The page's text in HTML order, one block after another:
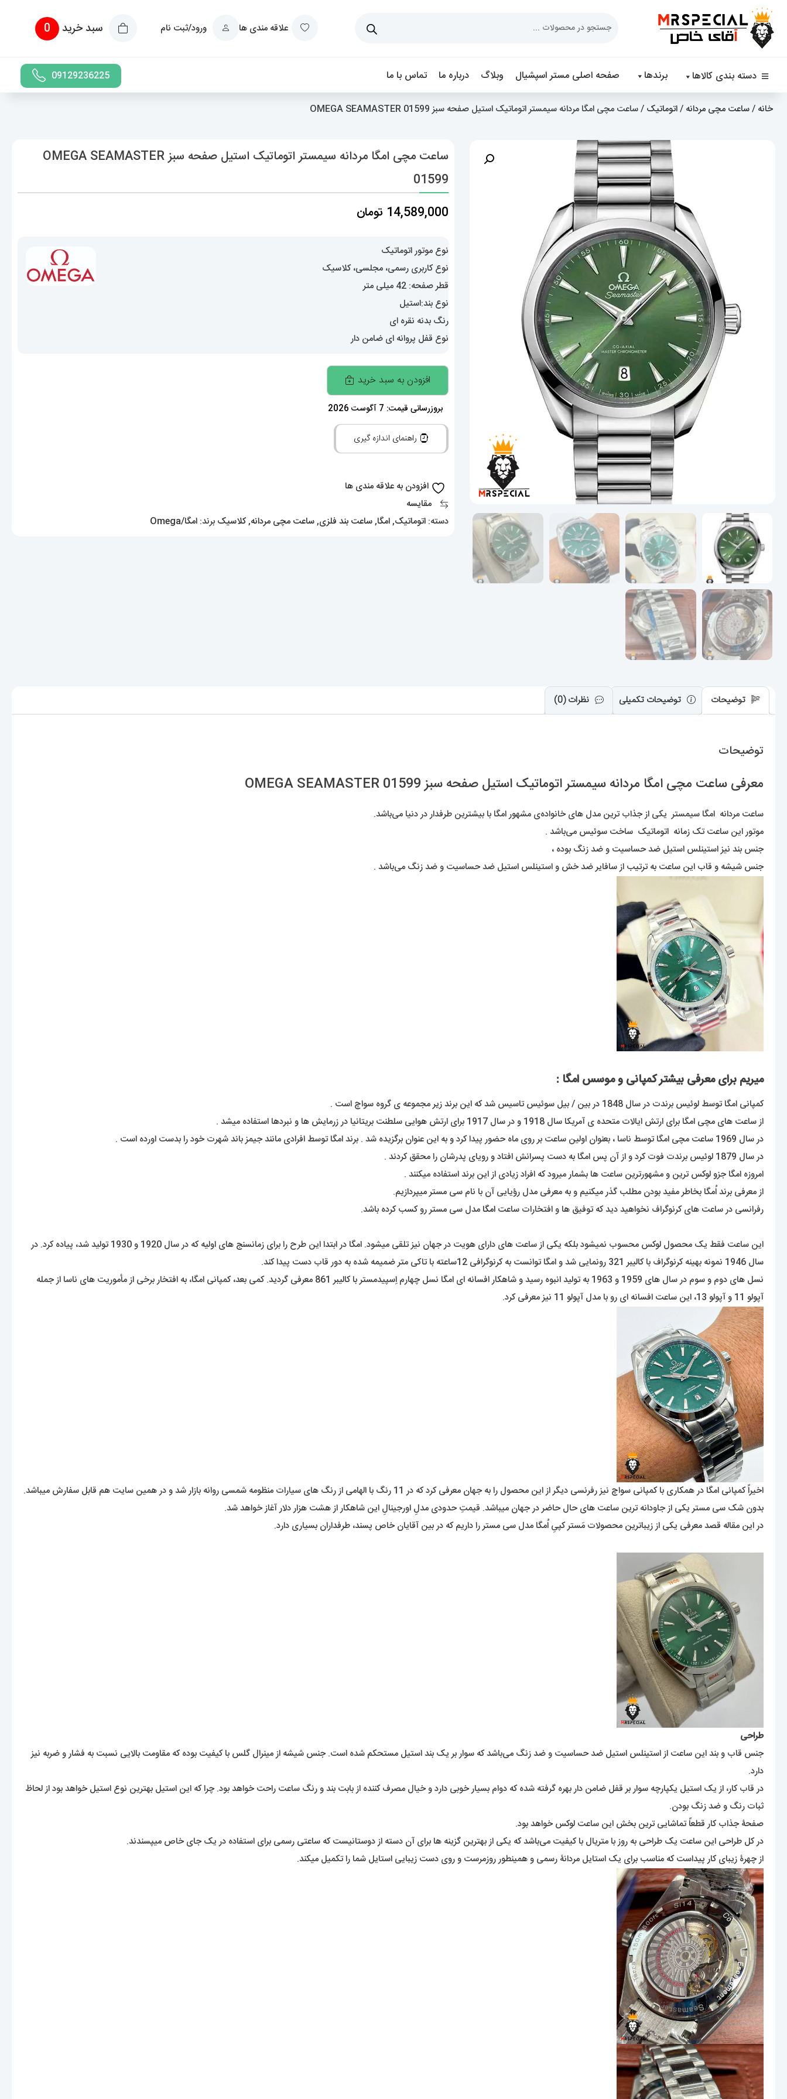
علاقه مندی ها ورود/ثبت نام سبد خرید 0
دسته بندی کالاها برندها صفحه اصلی مستر اسپشیال وبلاگ درباره ما تماس با ما 09129236225
خانه /ساعت مچی مردانه /اتوماتیک / ساعت مچی امگا مردانه سیمستر اتوماتیک استیل صفحه سبز OMEGA SEAMASTER 01599
ساعت مچی امگا مردانه سیمستر اتوماتیک استیل صفحه سبز OMEGA SEAMASTER
01599
14,589,000 تومان
نوع موتور اتوماتیک
نوع کاربری رسمی، مجلسی، کلاسیک
قطر صفحه: 42 میلی متر
نوع بند:استیل
رنگ بدنه نقره ای
نوع قفل پروانه ای ضامن دار
ساعت
مچی
امگا
مردانه
سیمستر
صفحه
OMEGA
افزودن به سبد خرید
بروزرسانی قیمت: 7 آگوست 2026
راهنمای اندازه گیری
افزودن به علاقه مندی ها
مقایسه
دسته: اتوماتیک,امگا,ساعت بند فلزی,ساعت مچی مردانه,کلاسیک برند: امگا/Omega
توضیحات توضیحات تکمیلی نظرات (0)
توضیحات
معرفی ساعت مچی امگا مردانه سیمستر اتوماتیک استیل صفحه سبز OMEGA SEAMASTER 01599
ساعت مردانه امگا سیمستر یکی از جذاب ترین مدل های خانواده‌ی مشهور امگا با بیشترین طرفدار در دنیا می‌باشد.
موتور این ساعت تک زمانه اتوماتیک ساخت سوئیس می‌باشد .
جنس بند نیز استینلس استیل ضد حساسیت و ضد زنگ بوده ،
جنس شیشه و قاب این ساعت به ترتیب از سافایر ضد خش و استینلس استیل ضد حساسیت و ضد زنگ می‌باشد .
میریم برای معرفی بیشتر کمپانی و موسس امگا :
کمپانی امگا توسط لوئیس برندت در سال 1848 در بین / بیل سوئیس تاسیس شد که این برند زیر مجموعه ی گروه سواچ است .
از ساعت های مچی امگا برای ارتش ایالات متحده ی آمریکا سال 1918 و در سال 1917 برای ارتش هوایی سلطنت بریتانیا در زرمایش ها و نبردها استفاده میشد .
در سال 1969 ساعت مچی امگا توسط ناسا ، بعنوان اولین ساعت بر روی ماه حضور پیدا کرد و به این عنوان برگزیده شد . برند امگا توسط افرادی مانند جیمز باند شهرت خود را بدست اورده است .
در سال 1879 لوئیس برندت فوت کرد و از آن پس امگا به دست پسرانش افتاد و رویای پدرشان را محقق کردند .
امروزه امگا جزو لوکس ترین و مشهورترین ساعت ها بشمار میرود که افراد زیادی از این برند استفاده میکنند .
از معرفی برند اُمگا بخاطر مفید بودن مطلب گذر میکنیم و به معرفی مدل رؤیایی آن با نام سی مستر میپردازیم.
رفرانسی در ساعت های کرنوگراف نخواهید دید که توفیق ها و افتخارات ساعت امگا مدل سی مستر رو کسب کرده باشد.
این ساعت فقط یک محصول لوکس محسوب نمیشود بلکه یکی از ساعت های دارای هویت در جهان نیز تلقی میشود. امگا در ابتدا این طرح را برای زمانسنج های اولیه که در سال 1920 و 1930 تولید شد، پیاده کرد. در
سال 1946 نمونه بهینه کرنوگراف با کالیبر 321 رونمایی شد و امگا توانست به کرنوگرافی 12ساعته با تاکی متر ضمیمه شده به دور قاب دست پیدا کند.
نسل های دوم و سوم در سال های 1959 و 1963 به تولید انبوه رسید و شاهکار افسانه ای امگا نسل چهارم اِسپیدمستر با کالیبر 861 معرفی گردید. کمی بعد، کمپانی امگا، به افتخار برخی از مأموریت های ناسا از جمله
آپولو 11 و آپولو 13، این ساعت افسانه ای رو با مدل آپولو 11 نیز معرفی کرد.
اخیراً کمپانی امگا در همکاری با کمپانی سواچ نیز رفرنسی دیگر از این محصول را به جهان معرفی کرد که در 11 رنگ با الهامی از رنگ های سیارات منظومه شمسی روانه بازار شد و در همین سایت هم قابل سفارش میباشد.
بدون شک سی مستر یکی از جاودانه ترین ساعت های حال حاضر در جهان میباشد. قیمتِ حدودی مدلِ اورجینالِ این شاهکار از هشت هزار دلار آغاز خواهد شد.
در این مقاله قصد معرفی یکی از زیباترین محصولات مَستر کپیِ اُمگا مدل سی مستر را داریم که در بین آقایان خاص پسند، طرفداران بسیاری دارد.
طراحی
جنس قاب و بند این ساعت از استینلس استیل ضد حساسیت و ضد زنگ می‌باشد که سوار بر یک بند استیل مستحکم شده است. جنس شیشه از مینرال گلس با کیفیت بوده که مقاومت بالایی نسبت به فشار و ضربه نیز
دارد.
در قاب کار، از یک استیل یکپارچه سوار بر قفل ضامن دار بهره گرفته شده که دوام بسیار خوبی دارد و خیال مصرف کننده از بابت بند و رنگ ساعت راحت خواهد بود. چرا که این استیل بهترین نوع استیل خواهد بود از لحاظ
ثبات رنگ و ضد زنگ بودن.
صفحۀ جذاب کار قطعاً تماشایی ترین بخش این ساعت لوکس خواهد بود.
در کل طراحی این ساعت یک طراحی به روز با متریال با کیفیت می‌باشد که یکی از بهترین گزینه ها برای آن دسته از دوستانیست که ساعتی رسمی برای استفاده در یک جای خاص میپسندند.
از چهرۀ زیبای کار پیداست که مناسب برای یک استایل مردانۀ رسمی و همینطور روزمرست و روی دست زیبایی استایل شما را تکمیل میکند.